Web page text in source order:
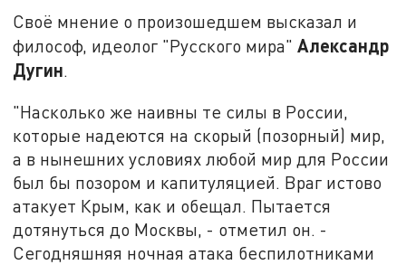
Своё мнение о произошедшем высказал и
философ, идеолог "Русского мира"Александр
Дугин.
"Насколько же наивны те силы в России,
которые надеются на скорый (позорный) мир,
а в нынешних условиях любой мир для России
был бы позором и капитуляцией. Враг истово
атакует Крым, как и обещал. Пытается
дотянуться до Москвы, - отметил он. -
Сегодняшняя ночная атака беспилотниками